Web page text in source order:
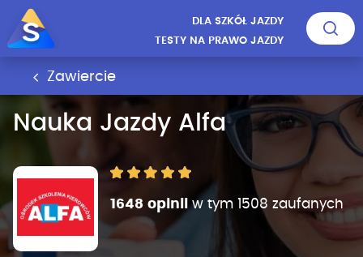
DLA SZKÓŁ JAZDY
TESTY NA PRAWO JAZDY
Zawiercie
Nauka Jazdy Alfa
1648 opiniiw tym 1508 zaufanych